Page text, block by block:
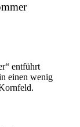
entführt
einen wenig